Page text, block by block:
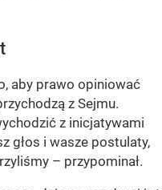
aby prawo opiniować
z Sejmu.
z inicjatywami
głos i wasze postulaty,
– przypominał.